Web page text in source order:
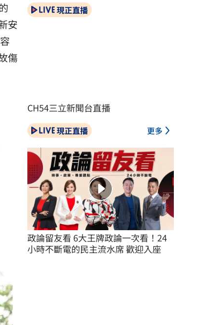
安
傷
現正直播
CH54三立新聞台直播
現正直播 更多
政論留友看 6大王牌政論一次看！24
小時不斷電的民主流水席 歡迎入座